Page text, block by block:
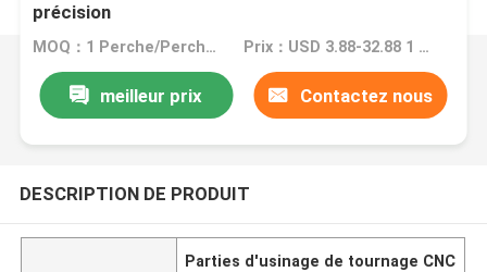
précision
MOQ：1 Perche/Perches Prix：USD 3.88-32.88 1 Perch/Perches
meilleur prix Contactez nous
DESCRIPTION DE PRODUIT
Parties d'usinage de tournage CNC